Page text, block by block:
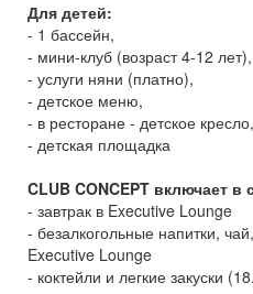
Для детей:
- 1 бассейн,
- мини-клуб (возраст 4-12 лет),
- услуги няни (платно),
- детское меню,
- в ресторане - детское кресло,
- детская площадка
CLUB CONCEPT включает в
- завтрак в Executive Lounge
- безалкогольные напитки,
Executive Lounge
- коктейли и легкие закуски